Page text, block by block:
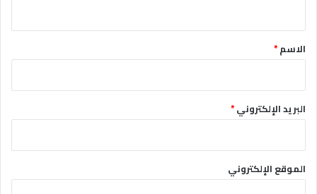
*الاسم*
البريد الإلكتروني*
الموقع الإلكتروني